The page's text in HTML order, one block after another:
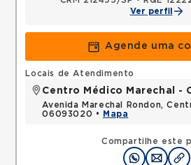
Ver perfil
Agende uma
Compartilhe este
Locais de Atendimento
Centro Médico Marechal -
Avenida Marechal Rondon,
06093020 •
Mapa